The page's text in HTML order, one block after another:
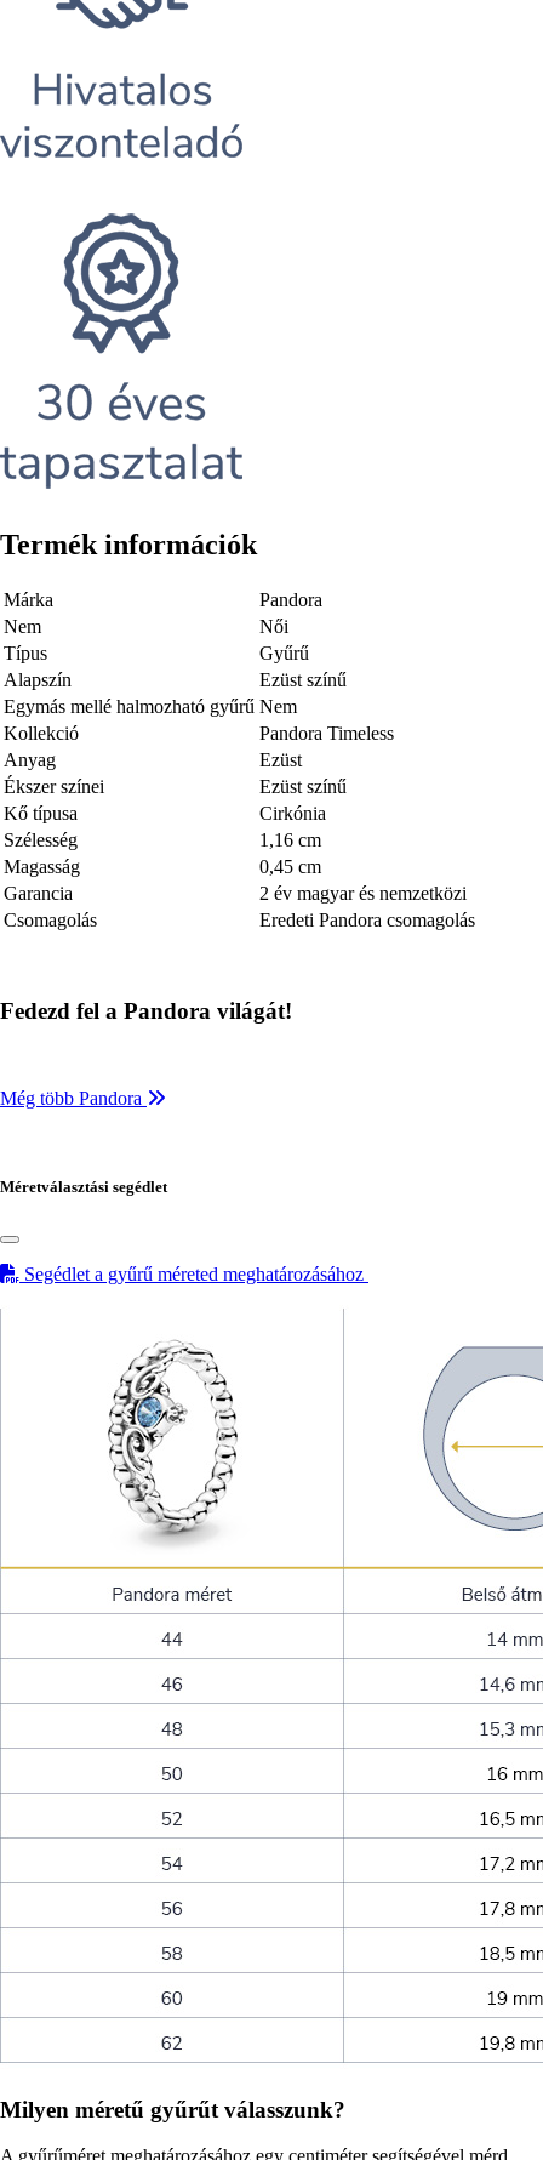
Termék információk
Márka
Pandora
Nem
Női
Típus
Gyűrű
Alapszín
Ezüst színű
Egymás mellé halmozható gyűrű Nem
Kollekció
Pandora Timeless
Anyag
Ezüst
Ékszer színei
Ezüst színű
Kő típusa
Cirkónia
Szélesség
1,16 cm
Magasság
0,45 cm
Garancia
2 év magyar és nemzetközi
Csomagolás
Eredeti Pandora csomagolás
Fedezd fel a Pandora világát!
Még több Pandora
Méretválasztási segédlet
Segédlet a gyűrű méreted meghatározásához
Milyen méretű gyűrűt válasszunk?
A gyűrűméret meghatározásához egy centiméter segítségével mérd